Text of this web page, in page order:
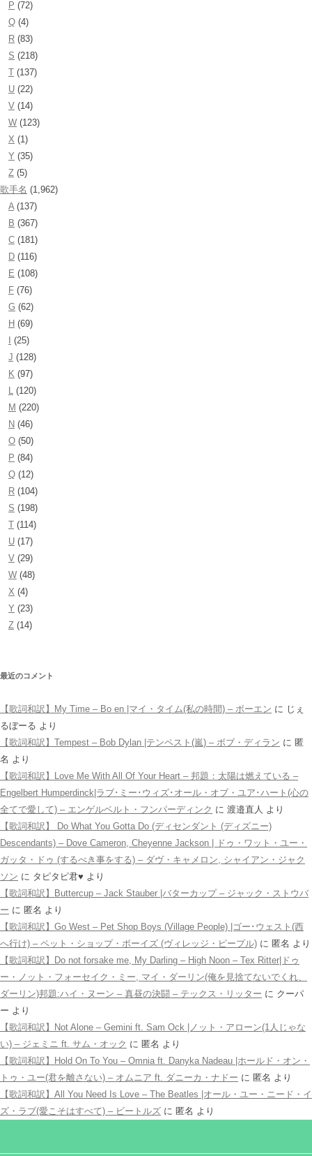
P (72)
Q (4)
R (83)
S (218)
T (137)
U (22)
V (14)
W (123)
X (1)
Y (35)
Z (5)
歌手名 (1,962)
A(137)
B (367)
C (181)
D (116)
E (108)
F (76)
G (62)
H (69)
(25)
J (128)
K (97)
L (120)
M (220)
N (46)
O (50)
P (84)
Q (12)
R (104)
S (198)
T (114)
U (17)
V (29)
W (48)
X (4)
Y (23)
Z (14)
最近のコメント
【歌詞和訳】My Time – Bo en |マイ・タイム(私の時間) – ボーエン に じぇ
るぼーる より
【歌詞和訳】Tempest – Bob Dylan |テンペスト(嵐) – ボブ・ディラン に 匿
名 より
【歌詞和訳】Love Me With All Of Your Heart – 邦題：太陽は燃えている –
Engelbert Humperdinck|ラブ･ミー･ウィズ･オール・オブ・ユア･ハート(心の
全てで愛して) – エンゲルベルト・フンパーディンク に 渡邉直人 より
【歌詞和訳】 Do What You Gotta Do (ディセンダント (ディズニー)
Descendants) – Dove Cameron, Cheyenne Jackson | ドゥ・ワット・ユー・
ガッタ・ドゥ (するべき事をする) – ダヴ・キャメロン, シャイアン・ジャク
ソン に タピタピ君♥️ より
【歌詞和訳】Buttercup – Jack Stauber |バターカップ – ジャック・ストウバ
ー に 匿名 より
【歌詞和訳】Go West – Pet Shop Boys (Village People) |ゴー･ウェスト(西
へ行け) – ペット・ショップ・ボーイズ (ヴィレッジ・ピープル) に 匿名 より
【歌詞和訳】Do not forsake me, My Darling – High Noon – Tex Ritter|ドゥ
ー・ノット・フォーセイク・ミー, マイ・ダーリン(俺を見捨てないでくれ、
ダーリン)邦題:ハイ・ヌーン – 真昼の決闘 – テックス・リッター に クーパ
ー より
【歌詞和訳】Not Alone – Gemini ft. Sam Ock |ノット・アローン(1人じゃな
い) – ジェミニ ft. サム・オック に 匿名 より
【歌詞和訳】Hold On To You – Omnia ft. Danyka Nadeau |ホールド・オン・
トゥ・ユー(君を離さない) – オムニア ft. ダニーカ・ナドー に 匿名 より
【歌詞和訳】All You Need Is Love – The Beatles |オール・ユー・ニード・イ
ズ・ラブ(愛こそはすべて) – ビートルズ に 匿名 より